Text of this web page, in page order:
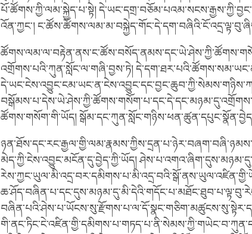
པོ་ཚོགས་ཀྱི་ལམ་སྐྱེད་པ་སྟེ།
འོན་ཀྱང་།
འགྲོགས་པའི་ཀུན་སློང་ལ་གཞི་བྱས་ཏེ།
ཚོགས་གསོག་གི་ཡོད།
མེད་ཀྱི་ངེས་འབྱུང་མངོན་དུ་བྱེད་ཀྱི་ཡོད།